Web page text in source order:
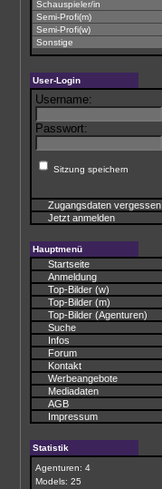
Schauspieler/in
Semi-Profi(m)
Semi-Profi(w)
Sonstige
User-Login
Username:
Passwort:
Sitzung speichern
Zugangsdaten vergessen
Jetzt anmelden
Hauptmenü
Startseite
Anmeldung
Top-Bilder (w)
Top-Bilder (m)
Top-Bilder (Agenturen)
Suche
Infos
Forum
Kontakt
Werbeangebote
Mediadaten
AGB
Impressum
Statistik
Agenturen: 4
Models: 25